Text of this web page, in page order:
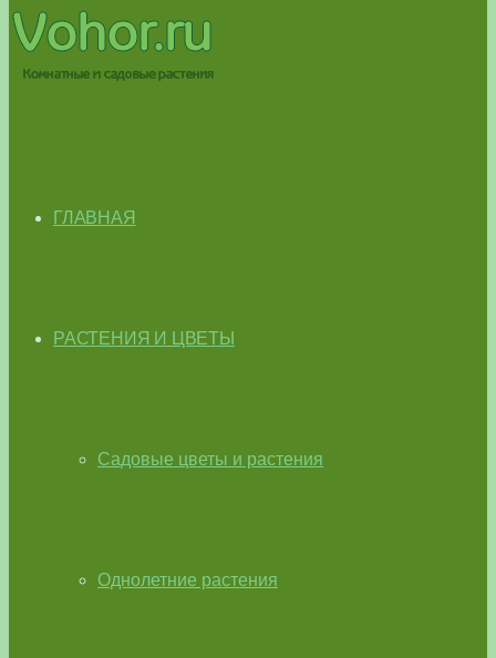
ГЛАВНАЯ
РАСТЕНИЯ И ЦВЕТЫ
Садовые цветы и растения
Однолетние растения